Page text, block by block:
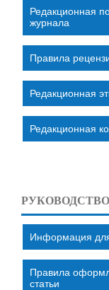
Редакционная
журнала
Правила
Редакционная
Редакционная
Информация
Правила
статьи